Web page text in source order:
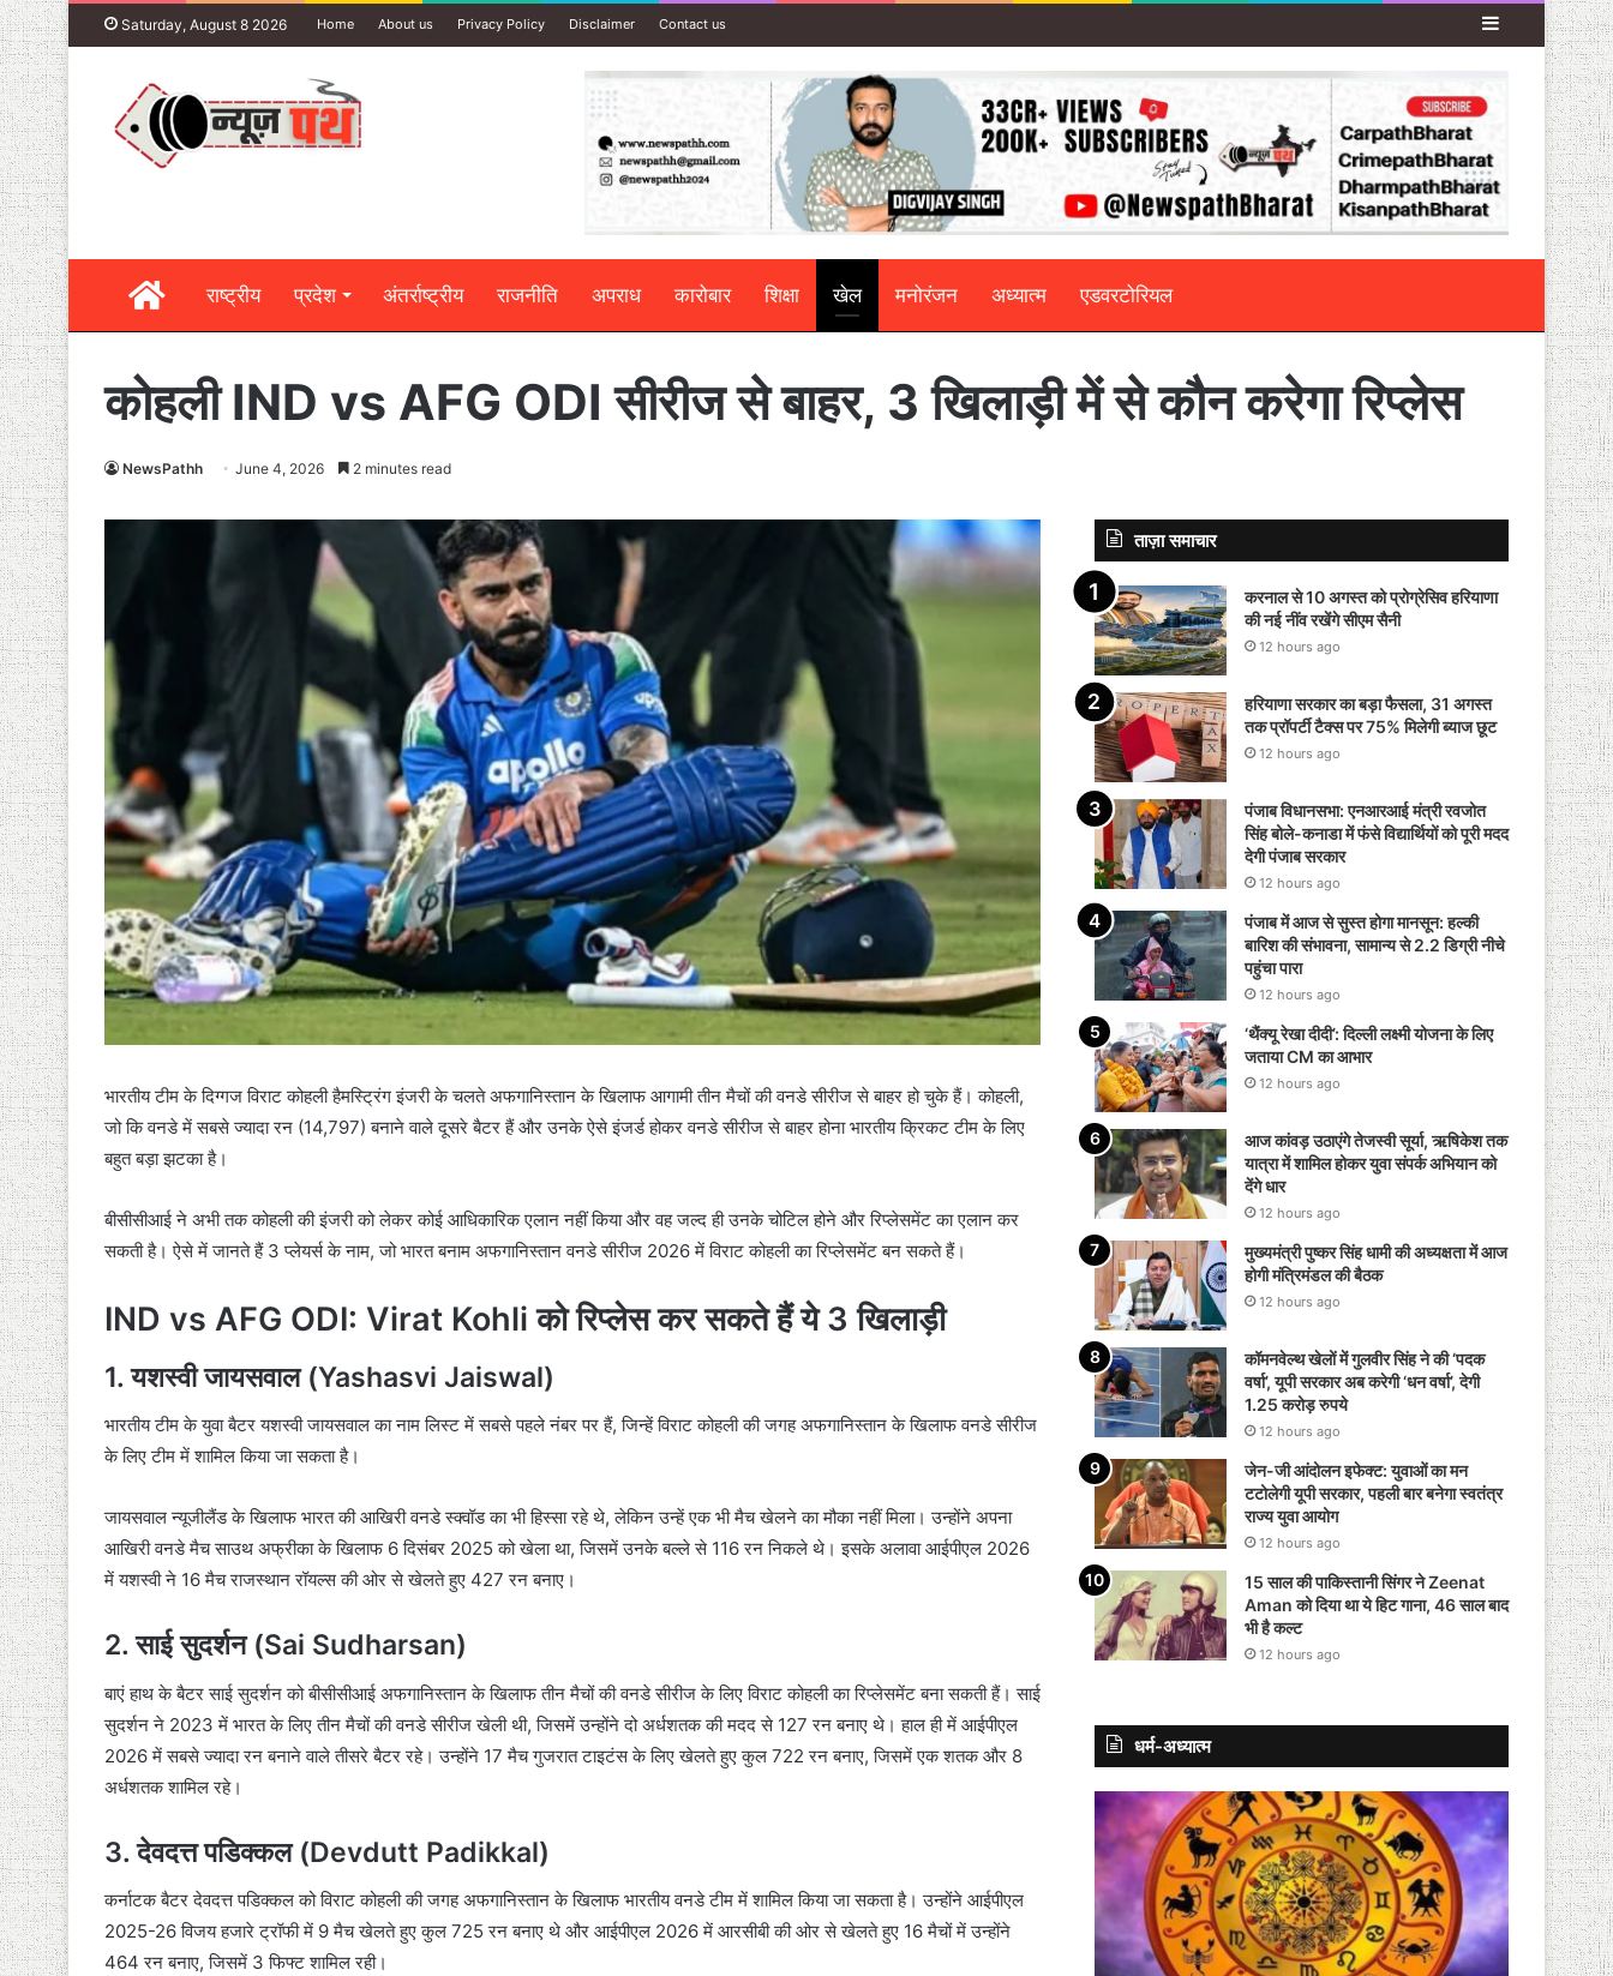
Saturday, August 8 2026 Home About us Privacy Policy Disclaimer Contact us Sidebar
Homeराष्ट्रीय प्रदेश अंतर्राष्ट्रीय राजनीति अपराध कारोबार शिक्षा खेल मनोरंजन अध्यात्म एडवरटोरियल
कोहली IND vs AFG ODI सीरीज से बाहर, 3 खिलाड़ी में से कौन करेगा रिप्लेस
NewsPathh June 4, 2026 2 minutes read
भारतीय टीम के दिग्गज विराट कोहली हैमस्ट्रिंग इंजरी के चलते अफगानिस्तान के खिलाफ आगामी तीन मैचों की वनडे सीरीज से बाहर हो चुके हैं। कोहली,
जो कि वनडे में सबसे ज्यादा रन (14,797) बनाने वाले दूसरे बैटर हैं और उनके ऐसे इंजर्ड होकर वनडे सीरीज से बाहर होना भारतीय क्रिकट टीम के लिए
बहुत बड़ा झटका है।
बीसीसीआई ने अभी तक कोहली की इंजरी को लेकर कोई आधिकारिक एलान नहीं किया और वह जल्द ही उनके चोटिल होने और रिप्लेसमेंट का एलान कर
सकती है। ऐसे में जानते हैं 3 प्लेयर्स के नाम, जो भारत बनाम अफगानिस्तान वनडे सीरीज 2026 में विराट कोहली का रिप्लेसमेंट बन सकते हैं।
IND vs AFG ODI: Virat Kohli को रिप्लेस कर सकते हैं ये 3 खिलाड़ी
1. यशस्वी जायसवाल (Yashasvi Jaiswal)
भारतीय टीम के युवा बैटर यशस्वी जायसवाल का नाम लिस्ट में सबसे पहले नंबर पर हैं, जिन्हें विराट कोहली की जगह अफगानिस्तान के खिलाफ वनडे सीरीज
के लिए टीम में शामिल किया जा सकता है।
जायसवाल न्यूजीलैंड के खिलाफ भारत की आखिरी वनडे स्क्वॉड का भी हिस्सा रहे थे, लेकिन उन्हें एक भी मैच खेलने का मौका नहीं मिला। उन्होंने अपना
आखिरी वनडे मैच साउथ अफ्रीका के खिलाफ 6 दिसंबर 2025 को खेला था, जिसमें उनके बल्ले से 116 रन निकले थे। इसके अलावा आईपीएल 2026
में यशस्वी ने 16 मैच राजस्थान रॉयल्स की ओर से खेलते हुए 427 रन बनाए।
2. साई सुदर्शन (Sai Sudharsan)
बाएं हाथ के बैटर साई सुदर्शन को बीसीसीआई अफगानिस्तान के खिलाफ तीन मैचों की वनडे सीरीज के लिए विराट कोहली का रिप्लेसमेंट बना सकती हैं। साई
सुदर्शन ने 2023 में भारत के लिए तीन मैचों की वनडे सीरीज खेली थी, जिसमें उन्होंने दो अर्धशतक की मदद से 127 रन बनाए थे। हाल ही में आईपीएल
2026 में सबसे ज्यादा रन बनाने वाले तीसरे बैटर रहे। उन्होंने 17 मैच गुजरात टाइटंस के लिए खेलते हुए कुल 722 रन बनाए, जिसमें एक शतक और 8
अर्धशतक शामिल रहे।
3. देवदत्त पडिक्कल (Devdutt Padikkal)
कर्नाटक बैटर देवदत्त पडिक्कल को विराट कोहली की जगह अफगानिस्तान के खिलाफ भारतीय वनडे टीम में शामिल किया जा सकता है। उन्होंने आईपीएल
2025-26 विजय हजारे ट्रॉफी में 9 मैच खेलते हुए कुल 725 रन बनाए थे और आईपीएल 2026 में आरसीबी की ओर से खेलते हुए 16 मैचों में उन्होंने
464 रन बनाए, जिसमें 3 फिफ्ट शामिल रही।
ताज़ा समाचार
करनाल से 10 अगस्त को प्रोग्रेसिव हरियाणा
की नई नींव रखेंगे सीएम सैनी
12 hours ago
हरियाणा सरकार का बड़ा फैसला, 31 अगस्त
तक प्रॉपर्टी टैक्स पर 75% मिलेगी ब्याज छूट
12 hours ago
पंजाब विधानसभा: एनआरआई मंत्री रवजोत
सिंह बोले-कनाडा में फंसे विद्यार्थियों को पूरी मदद
देगी पंजाब सरकार
12 hours ago
पंजाब में आज से सुस्त होगा मानसून: हल्की
बारिश की संभावना, सामान्य से 2.2 डिग्री नीचे
पहुंचा पारा
12 hours ago
‘थैंक्यू रेखा दीदी’: दिल्ली लक्ष्मी योजना के लिए
जताया CM का आभार
12 hours ago
आज कांवड़ उठाएंगे तेजस्वी सूर्या, ऋषिकेश तक
यात्रा में शामिल होकर युवा संपर्क अभियान को
देंगे धार
12 hours ago
मुख्यमंत्री पुष्कर सिंह धामी की अध्यक्षता में आज
होगी मंत्रिमंडल की बैठक
12 hours ago
कॉमनवेल्थ खेलों में गुलवीर सिंह ने की ‘पदक
वर्षा’, यूपी सरकार अब करेगी ‘धन वर्षा’, देगी
1.25 करोड़ रुपये
12 hours ago
जेन-जी आंदोलन इफेक्ट: युवाओं का मन
टटोलेगी यूपी सरकार, पहली बार बनेगा स्वतंत्र
राज्य युवा आयोग
12 hours ago
15 साल की पाकिस्तानी सिंगर ने Zeenat
Aman को दिया था ये हिट गाना, 46 साल बाद
भी है कल्ट
12 hours ago
धर्म-अध्यात्म